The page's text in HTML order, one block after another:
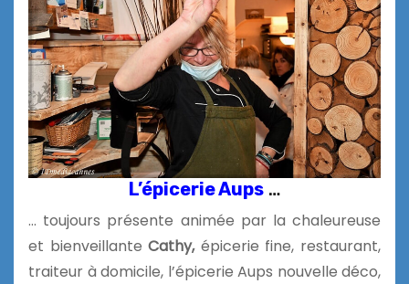
L’épicerie Aups…
… toujours présente animée par la chaleureuse
et bienveillanteCathy,épicerie fine, restaurant,
traiteur à domicile, l’épicerie Aups nouvelle déco,